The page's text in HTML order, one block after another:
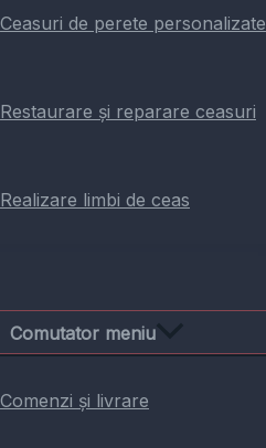
Ceasuri de perete personalizate
Restaurare și reparare ceasuri
Realizare limbi de ceas
Comutator meniu
Comenzi și livrare